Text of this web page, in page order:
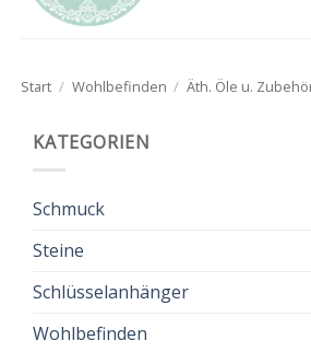
Start / Wohlbefinden / Äth. Öle u.
KATEGORIEN
Schmuck
Steine
Schlüsselanhänger
Wohlbefinden